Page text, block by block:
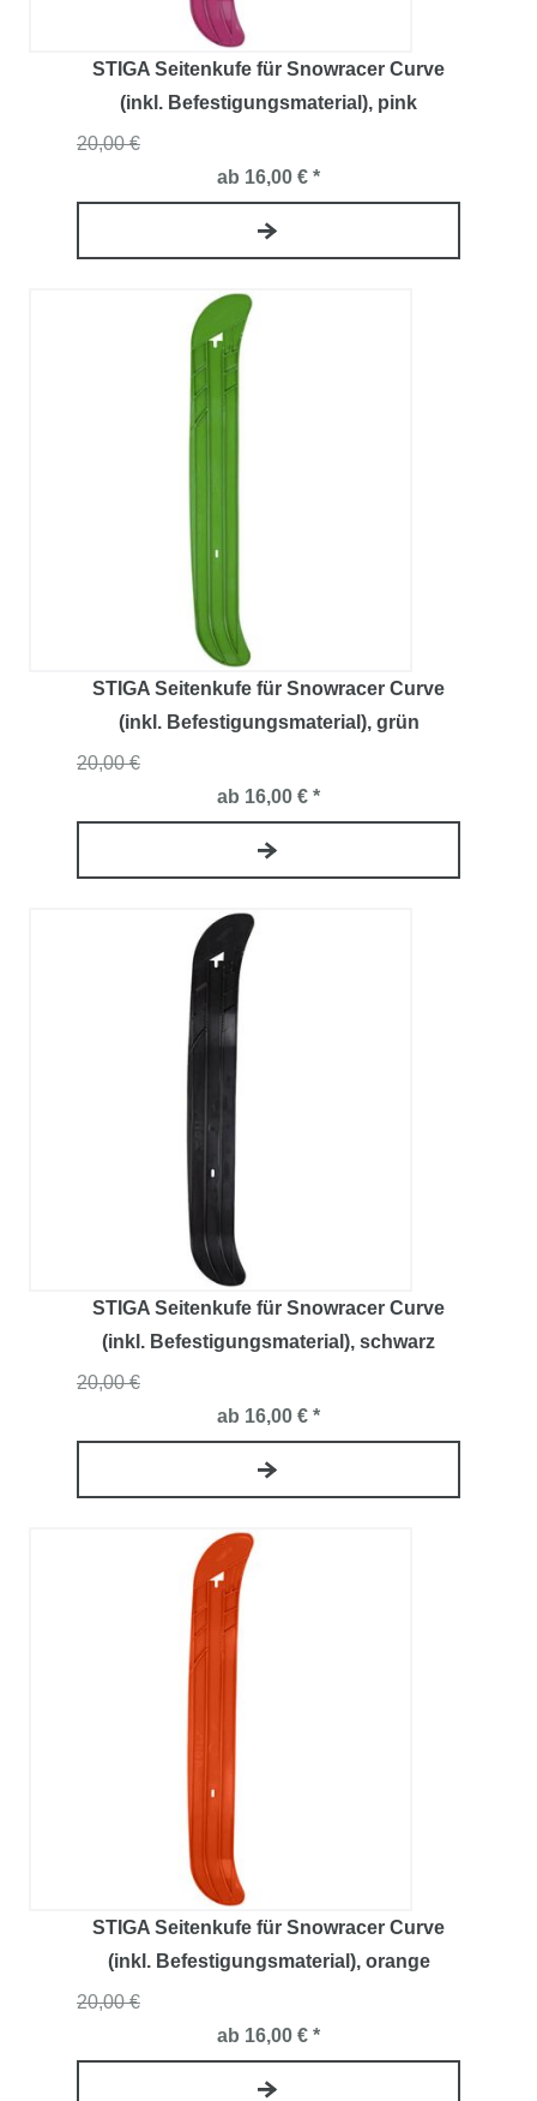
STIGA Seitenkufe für Snowracer Curve
(inkl. Befestigungsmaterial), pink
20,00 €
ab 16,00 € *
STIGA Seitenkufe für Snowracer Curve
(inkl. Befestigungsmaterial), grün
20,00 €
ab 16,00 € *
STIGA Seitenkufe für Snowracer Curve
(inkl. Befestigungsmaterial), schwarz
20,00 €
ab 16,00 € *
STIGA Seitenkufe für Snowracer Curve
(inkl. Befestigungsmaterial), orange
20,00 €
ab 16,00 € *